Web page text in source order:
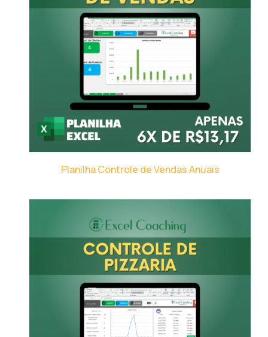
Planilha Controle de Vendas Anuais